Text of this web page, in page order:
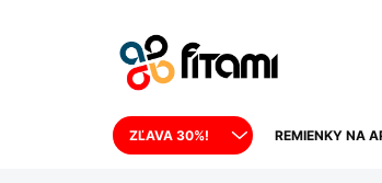
ZĽAVA 30%! REMIENKY NA